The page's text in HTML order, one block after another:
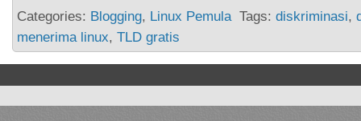
Categories: Blogging, Linux PemulaTags: diskriminasi,
menerima linux, TLD gratis